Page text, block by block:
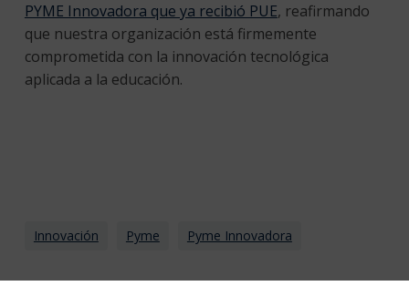
PYME Innovadora que ya recibió PUE, reafirmando
que nuestra organización está firmemente
comprometida con la innovación tecnológica
aplicada a la educación.
Innovación Pyme Pyme Innovadora